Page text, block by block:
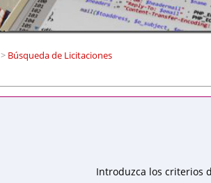
>Búsqueda de Licitaciones
Introduzca los criterios